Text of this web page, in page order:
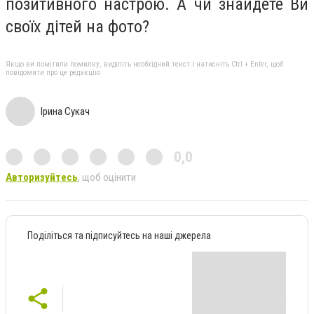
позитивного настрою. А чи знайдете Ви
своїх дітей на фото?
Якщо ви помітили помилку, виділіть необхідний текст і натисніть Ctrl + Enter, щоб
повідомити про це редакцію
Ірина Сукач
0,0
Авторизуйтесь, щоб оцінити
Поділіться та підписуйтесь на наші джерела